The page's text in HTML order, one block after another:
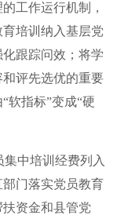
工作运行机制，
培训纳入基层党
跟踪问效；将学
评先选优的重要
软指标”变成“硬
中培训经费列入
门落实党员教育
资金和县管党